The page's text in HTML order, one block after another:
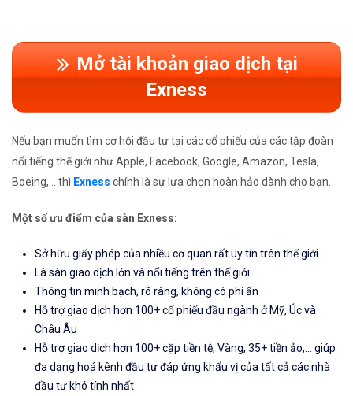
Mở tài khoản giao dịch tại
Exness
Nếu bạn muốn tìm cơ hội đầu tư tại các cổ phiếu của các tập đoàn
nổi tiếng thế giới như Apple, Facebook, Google, Amazon, Tesla,
Boeing,... thì Exness chính là sự lựa chọn hoàn hảo dành cho bạn.
Một số ưu điểm của sàn Exness:
Sở hữu giấy phép của nhiều cơ quan rất uy tín trên thế giới
Là sàn giao dịch lớn và nổi tiếng trên thế giới
Thông tin minh bạch, rõ ràng, không có phí ẩn
Hỗ trợ giao dịch hơn 100+ cổ phiếu đầu ngành ở Mỹ, Úc và
Châu Âu
Hỗ trợ giao dịch hơn 100+ cặp tiền tệ, Vàng, 35+ tiền ảo,... giúp
đa dạng hoá kênh đầu tư đáp ứng khẩu vị của tất cả các nhà
đầu tư khó tính nhất